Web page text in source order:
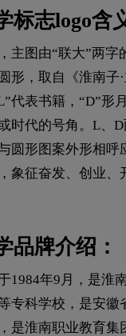
标志logo含
主图由“联大”两字
形，取自《淮南子
代表书籍，“D”形
时代的号角。L、
圆形图案外形相呼
象征奋发、创业、
品牌介绍：
1984年9月，是淮
专科学校，是安徽
是淮南职业教育集